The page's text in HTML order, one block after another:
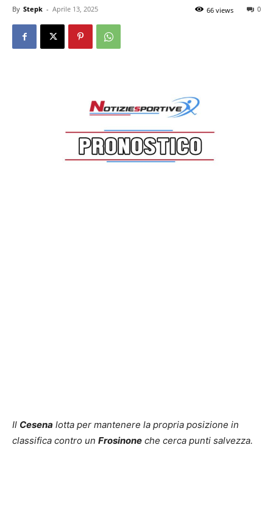
By Stepk - Aprile 13, 2025 0
66 views
Il Cesena lotta per mantenere la propria posizione in
classifica contro un Frosinone che cerca punti salvezza.